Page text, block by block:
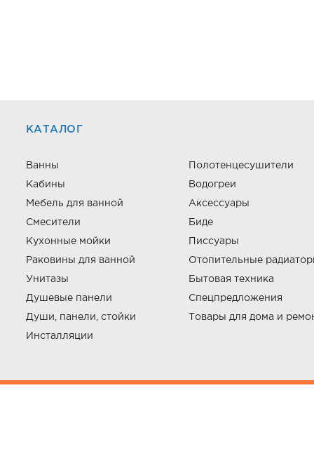
КАТАЛОГ
Ванны
Кабины
Мебель для ванной
Смесители
Кухонные мойки
Раковины для ванной
Унитазы
Душевые панели
Души, панели, стойки
Инсталляции
Полотенцесушители
Водогреи
Аксессуары
Биде
Писсуары
Отопительные
Бытовая техника
Спецпредложения
Товары для дома и